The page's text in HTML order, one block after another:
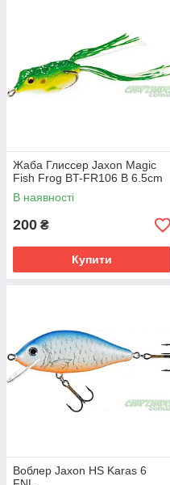
Жаба Глиссер Jaxon Magic
Fish Frog BT-FR106 B 6.5cm
В наявності
200 ₴
Купити
Воблер Jaxon HS Karas 6